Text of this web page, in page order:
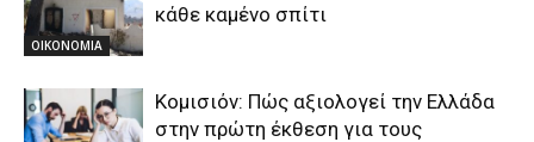
ΟΙΚΟΝΟΜΙΑ
κάθε καμένο σπίτι
Κομισιόν: Πώς αξιολογεί την Ελλάδα
στην πρώτη έκθεση για τους